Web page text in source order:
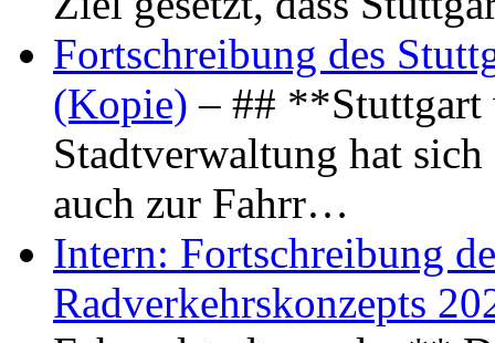
Fortschreibung des
(Kopie) – ## **Stuttgart
Stadtverwaltung hat
auch zur Fahrr…
Intern: Fortschreibung
Radverkehrskonzepts